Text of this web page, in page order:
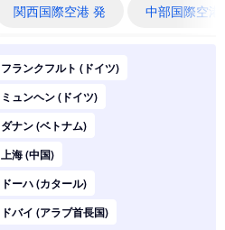
関西国際空港 発 中部国際空
フランクフルト (ドイツ)
ミュンヘン (ドイツ)
ダナン (ベトナム)
上海 (中国)
ドーハ (カタール)
ドバイ (アラブ首長国)